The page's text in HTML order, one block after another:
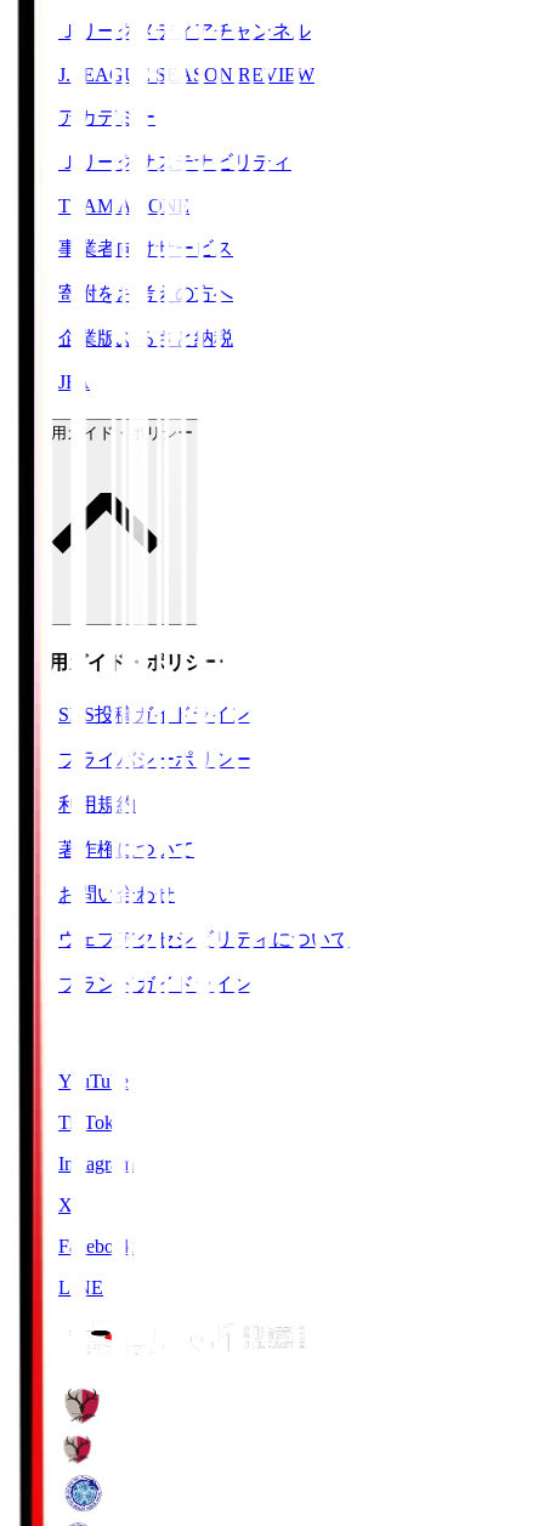
Ｊリーグメディアチャンネル
J.LEAGUE SEASON REVIEW
アカデミー
Ｊリーグサステナビリティ
TEAM AS ONE
事業者向けサービス
寄附をお考えの方へ
企業版ふるさと納税
JFA
ご利用ガイド・ポリシー
ご利用ガイド・ポリシー
SNS投稿ガイドライン
プライバシーポリシー
利用規約
著作権について
お問い合わせ
ウェブアクセシビリティについて
ブランドガイドライン
YouTube
TikTok
Instagram
X
Facebook
LINE